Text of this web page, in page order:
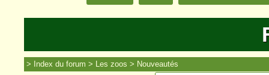
Index du forum Les zoos Nouveautés